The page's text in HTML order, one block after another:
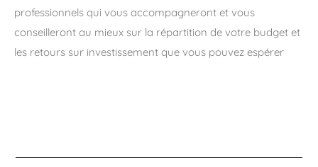
professionnels qui vous accompagneront et vous
conseilleront au mieux sur la répartition de votre budget et
les retours sur investissement que vous pouvez espérer